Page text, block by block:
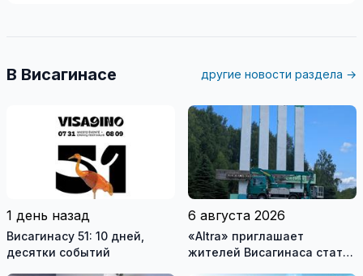
В Висагинасе другие новости раздела →
1 день назад
Висагинасу 51: 10 дней,
десятки событий
6 августа 2026
«Altra» приглашает
жителей Висагинаса стать